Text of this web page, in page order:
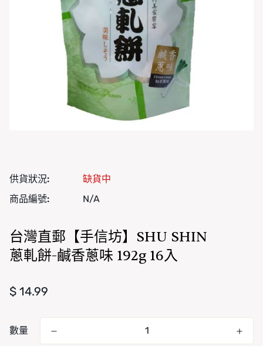
供貨狀況:
缺貨中
商品編號:
N/A
台灣直郵【手信坊】SHU SHIN
蔥軋餅-鹹香蔥味 192g 16入
正常價格
$ 14.99
數量